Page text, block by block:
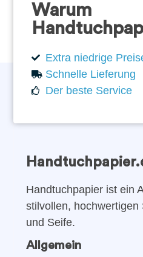
Warum
Extra niedrige
Schnelle Lieferung
Der beste Service
Handtuchpapier ist ein
stilvollen, hochwertigen
und Seife.
Allgemein